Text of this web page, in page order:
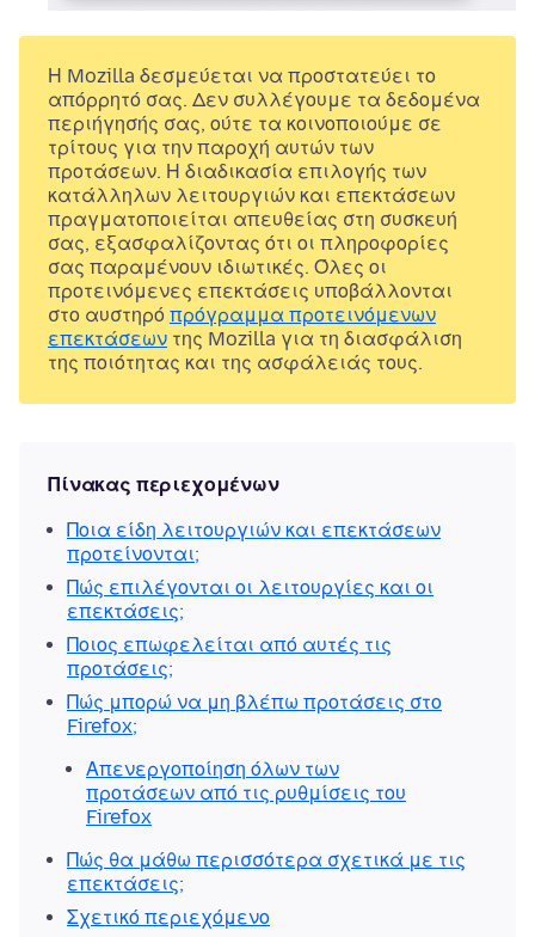
Η Mozilla δεσμεύεται να προστατεύει το
απόρρητό σας. Δεν συλλέγουμε τα δεδομένα
περιήγησής σας, ούτε τα κοινοποιούμε σε
τρίτους για την παροχή αυτών των
προτάσεων. Η διαδικασία επιλογής των
κατάλληλων λειτουργιών και επεκτάσεων
πραγματοποιείται απευθείας στη συσκευή
σας, εξασφαλίζοντας ότι οι πληροφορίες
σας παραμένουν ιδιωτικές. Όλες οι
προτεινόμενες επεκτάσεις υποβάλλονται
στο αυστηρό πρόγραμμα προτεινόμενων
επεκτάσεων της Mozilla για τη διασφάλιση
της ποιότητας και της ασφάλειάς τους.
Πίνακας περιεχομένων
Ποια είδη λειτουργιών και επεκτάσεων
προτείνονται;
Πώς επιλέγονται οι λειτουργίες και οι
επεκτάσεις;
Ποιος επωφελείται από αυτές τις
προτάσεις;
Πώς μπορώ να μη βλέπω προτάσεις στο
Firefox;
Απενεργοποίηση όλων των
προτάσεων από τις ρυθμίσεις του
Firefox
Πώς θα μάθω περισσότερα σχετικά με τις
επεκτάσεις;
Σχετικό περιεχόμενο